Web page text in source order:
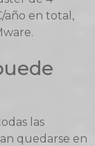
año en total,
las
quedarse en